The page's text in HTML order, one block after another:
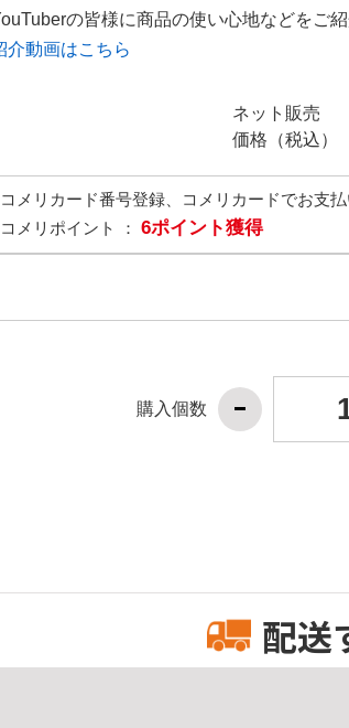
の皆様に商品の使い心地などをご
介動画はこちら
ネット販売
価格（税込）
コメリカード番号登録、コメリカードでお支
コメリポイント ： 6ポイント獲得
購入個数
配送